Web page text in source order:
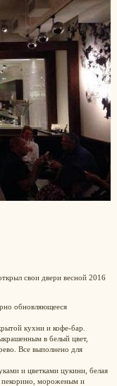
свои двери весной 2016
обновляющееся
кухни и кофе-бар.
в белый цвет,
Все выполнено для
и цветками цукини, белая
пекорино, мороженым и